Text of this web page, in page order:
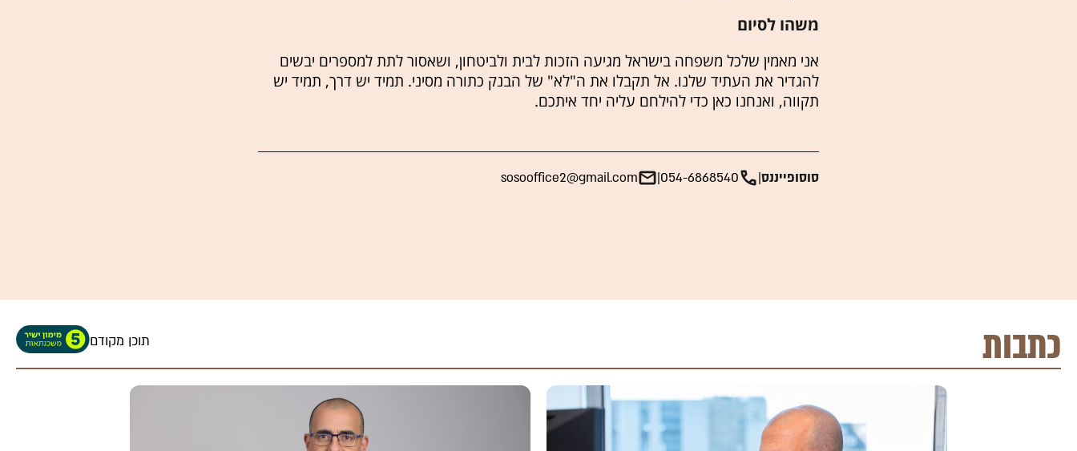
משהו לסיום
אני מאמין שלכל משפחה בישראל מגיעה הזכות לבית ולביטחון, ושאסור לתת למספרים יבשים
להגדיר את העתיד שלנו. אל תקבלו את ה"לא" של הבנק כתורה מסיני. תמיד יש דרך, תמיד יש
תקווה, ואנחנו כאן כדי להילחם עליה יחד איתכם.
סוסופייננס|
054-6868540
|
sosooffice2@gmail.com
כתבות תוכן מקודם